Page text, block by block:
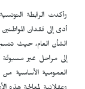
وأكدت الرابطة
أدى إلى فقدان
الشأن العام، حيث تتسم
إلى مراحل غير مسبوقة
العمومية الأساسية